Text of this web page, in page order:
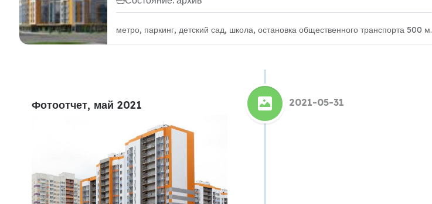
метро, паркинг, детский сад, школа, остановка общественного транспорта 500 м.
Фотоотчет, май 2021 2021-05-31